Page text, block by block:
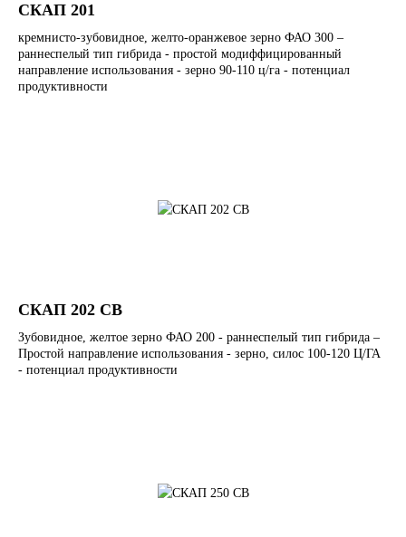
СКАП 201
кремнисто-зубовидное, желто-оранжевое зерно ФАО 300 –
раннеспелый тип гибрида - простой модиффицированный
направление использования - зерно 90-110 ц/га - потенциал
продуктивности
СКАП 202 СВ
Зубовидное, желтое зерно ФАО 200 - раннеспелый тип гибрида –
Простой направление использования - зерно, силос 100-120 Ц/ГА
- потенциал продуктивности